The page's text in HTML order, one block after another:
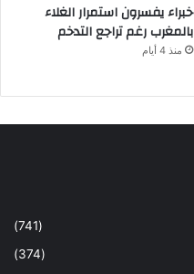
خبراء يفسرون استمرار الغلاء
بالمغرب رغم تراجع التدخم
منذ 4 أيام
(741)
(374)